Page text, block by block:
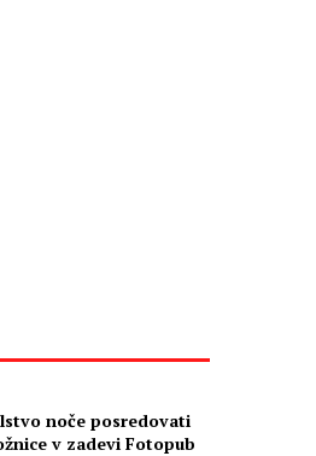
noče posredovati
v zadevi Fotopub